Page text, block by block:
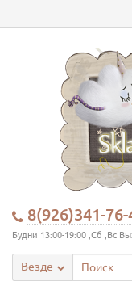
8(926)341-76-
Будни 13:00-19:00 ,Сб ,Вс
Везде